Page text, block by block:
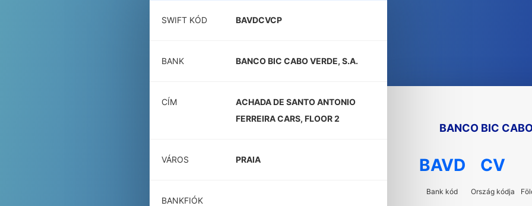
SWIFT KÓD BAVDCVCP
BANK BANCO BIC CABO VERDE, S.A.
CÍM
ACHADA DE SANTO ANTONIO
FERREIRA CARS, FLOOR 2
VÁROS PRAIA
BANKFIÓK
BANCO BIC
BAVD
Bank kód
CV
Ország kódja